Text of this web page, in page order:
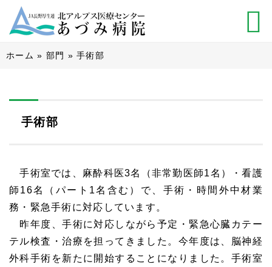
ホーム » 部門 »手術部
手術部
手術室では、麻酔科医3名（非常勤医師1名）・看護
師16名（パート1名含む）で、手術・時間外中材業
務・緊急手術に対応しています。
昨年度、手術に対応しながら予定・緊急心臓カテー
テル検査・治療を担ってきました。今年度は、脳神経
外科手術を新たに開始することになりました。手術室